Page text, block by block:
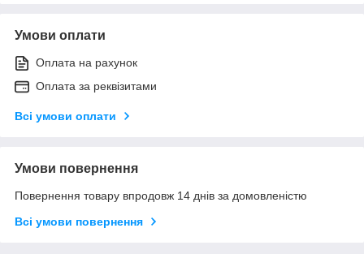
Умови оплати
Оплата на рахунок
Оплата за реквізитами
Всі умови оплати
Умови повернення
Повернення товару впродовж 14 днів за домовленістю
Всі умови повернення